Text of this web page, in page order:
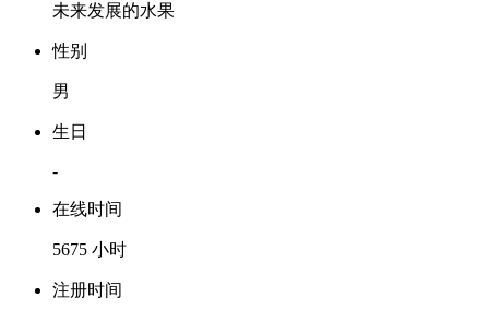
未来发展的水果
性别
男
生日
-
在线时间
5675 小时
注册时间